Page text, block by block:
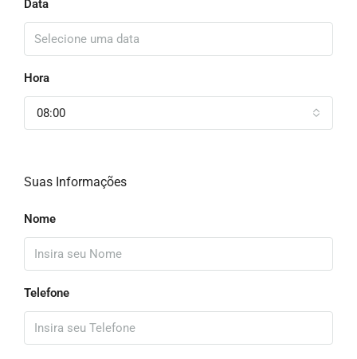
Data
Hora
08:00
Suas Informações
Nome
Telefone